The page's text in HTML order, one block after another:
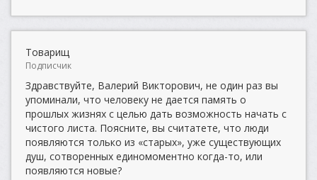
Товарищ
Подписчик
Здравствуйте, Валерий Викторович, не один раз вы
упоминали, что человеку не дается память о
прошлых жизнях с целью дать возможность начать с
чистого листа. Поясните, вы считатете, что люди
появляются только из «старых», уже существующих
душ, сотворенных единомоментно когда-то, или
появляются новые?